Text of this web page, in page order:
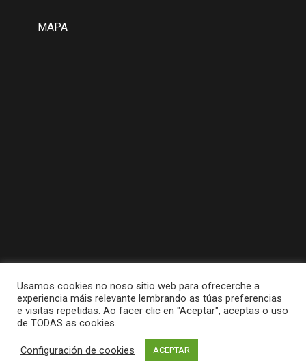
MAPA
Pobra do Caramiñal
Usamos cookies no noso sitio web para ofrecerche a
experiencia máis relevante lembrando as túas preferencias
e visitas repetidas. Ao facer clic en "Aceptar", aceptas o uso
de TODAS as cookies.
Configuración de cookies ACEPTAR